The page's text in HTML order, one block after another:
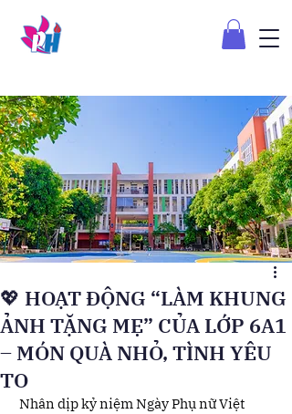
💖 HOẠT ĐỘNG “LÀM KHUNG
ẢNH TẶNG MẸ” CỦA LỚP 6A1
– MÓN QUÀ NHỎ, TÌNH YÊU
TO
Nhân dịp kỷ niệm Ngày Phụ nữ Việt